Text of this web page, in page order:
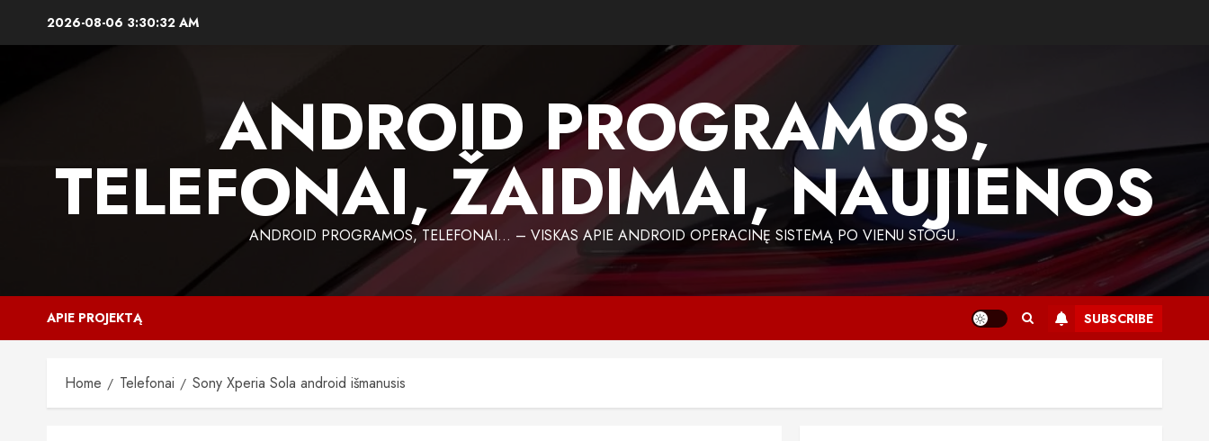
2026-08-06 3:30:33 AM
ANDROID PROGRAMOS,
TELEFONAI, ŽAIDIMAI, NAUJIENOS
ANDROID PROGRAMOS, TELEFONAI… – VISKAS APIE ANDROID OPERACINĘ SISTEMĄ PO VIENU STOGU.
APIE PROJEKTĄ SUBSCRIBE
Home Telefonai Sony Xperia Sola android išmanusis